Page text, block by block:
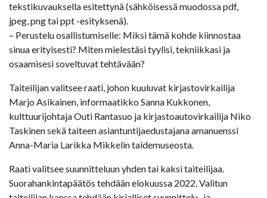
tekstikuvauksella esitettynä (sähköisessä muodossa pdf,
jpeg, png tai ppt -esityksenä).
– Perustelu osallistumiselle: Miksi tämä kohde kiinnostaa
sinua erityisesti? Miten mielestäsi tyylisi, tekniikkasi ja
osaamisesi soveltuvat tehtävään?
Taiteilijan valitsee raati, johon kuuluvat kirjastovirkailija
Marjo Asikainen, informaatikko Sanna Kukkonen,
kulttuurijohtaja Outi Rantasuo ja kirjastoautovirkailija Niko
Taskinen sekä taiteen asiantuntijaedustajana amanuenssi
Anna-Maria Larikka Mikkelin taidemuseosta.
Raati valitsee suunnitteluun yhden tai kaksi taiteilijaa.
Suorahankintapäätös tehdään elokuussa 2022. Valitun